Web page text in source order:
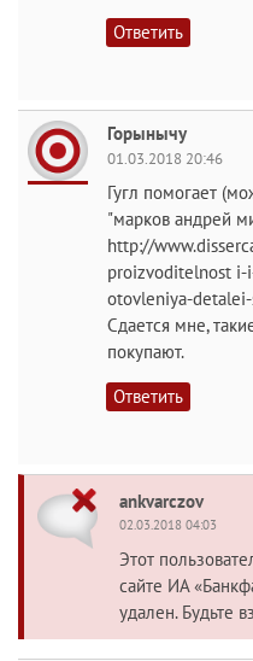
Ответить
Горынычу
01.03.2018 20:46
Гугл помогает
"марков андрей
http://
proizvoditelnost i-
otovleniya-
Сдается мне,
покупают.
Ответить
ankvarczov
02.03.2018 04:03
Этот
сайте ИА
удален. Будьте